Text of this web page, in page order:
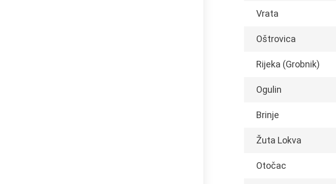
Vrata
Oštrovica
Rijeka (Grobnik)
Ogulin
Brinje
Žuta Lokva
Otočac